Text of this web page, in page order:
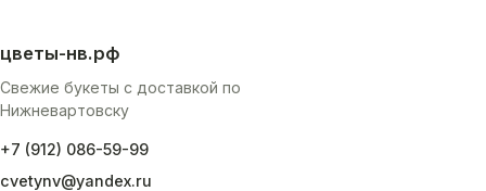
цветы-нв.рф
Свежие букеты с доставкой по
Нижневартовску
+7 (912) 086-59-99
cvetynv@yandex.ru